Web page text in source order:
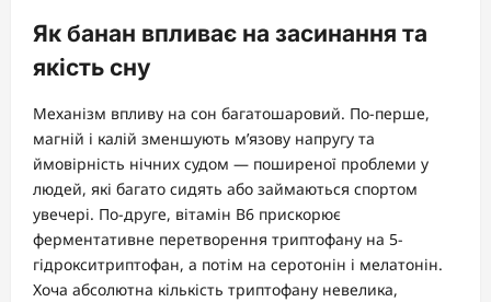
Як банан впливає на засинання та
якість сну
Механізм впливу на сон багатошаровий. По-перше,
магній і калій зменшують м’язову напругу та
ймовірність нічних судом — поширеної проблеми у
людей, які багато сидять або займаються спортом
увечері. По-друге, вітамін B6 прискорює
ферментативне перетворення триптофану на 5-
гідрокситриптофан, а потім на серотонін і мелатонін.
Хоча абсолютна кількість триптофану невелика,